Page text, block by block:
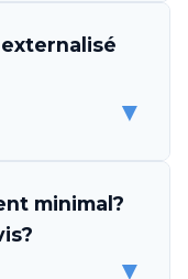
externalisé
équipe de
à piloter
une expertise
couvrant la
▼
D'abord,
CMO salarié
par an, tandis
minimal?
▼